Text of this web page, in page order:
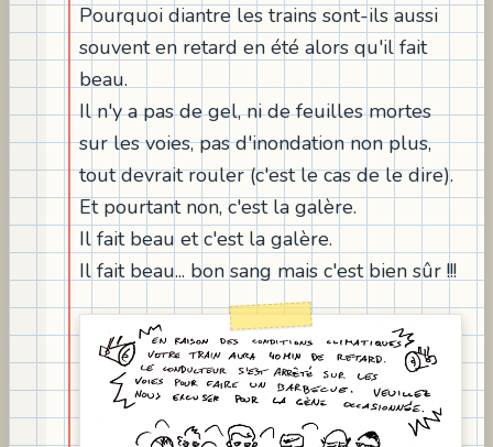
Pourquoi diantre les trains sont-ils aussi
souvent en retard en été alors qu'il fait
beau.
Il n'y a pas de gel, ni de feuilles mortes
sur les voies, pas d'inondation non plus,
tout devrait rouler (c'est le cas de le dire).
Et pourtant non, c'est la galère.
Il fait beau et c'est la galère.
Il fait beau... bon sang mais c'est bien sûr !!!